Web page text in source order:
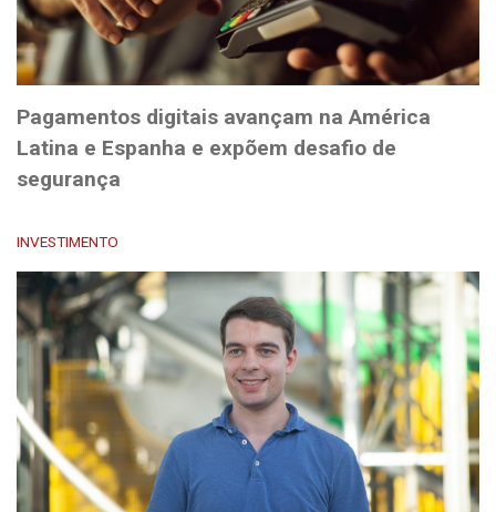
Pagamentos digitais avançam na América
Latina e Espanha e expõem desafio de
segurança
INVESTIMENTO